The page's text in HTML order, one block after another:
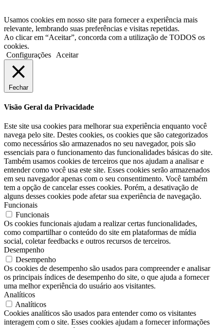
Usamos cookies em nosso site para fornecer a experiência mais
relevante, lembrando suas preferências e visitas repetidas.
Ao clicar em “Aceitar”, concorda com a utilização de TODOS os
cookies.
Configurações
Aceitar
Fechar
Visão Geral da Privacidade
Este site usa cookies para melhorar sua experiência enquanto você
navega pelo site. Destes cookies, os cookies que são categorizados
como necessários são armazenados no seu navegador, pois são
essenciais para o funcionamento das funcionalidades básicas do site.
Também usamos cookies de terceiros que nos ajudam a analisar e
entender como você usa este site. Esses cookies serão armazenados
em seu navegador apenas com o seu consentimento. Você também
tem a opção de cancelar esses cookies. Porém, a desativação de
alguns desses cookies pode afetar sua experiência de navegação.
Funcionais
Funcionais
Os cookies funcionais ajudam a realizar certas funcionalidades,
como compartilhar o conteúdo do site em plataformas de mídia
social, coletar feedbacks e outros recursos de terceiros.
Desempenho
Desempenho
Os cookies de desempenho são usados ​​para compreender e analisar
os principais índices de desempenho do site, o que ajuda a fornecer
uma melhor experiência do usuário aos visitantes.
Analíticos
Analíticos
Cookies analíticos são usados ​​para entender como os visitantes
interagem com o site. Esses cookies ajudam a fornecer informações